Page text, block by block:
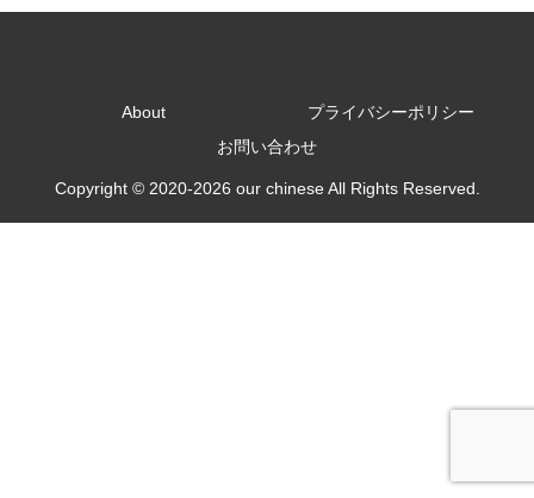
About
プライバシーポリシー
お問い合わせ
Copyright © 2020-2026 our chinese All Rights Reserved.